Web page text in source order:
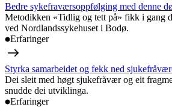
Bedre sykefraværsoppfølging med denne
Metodikken «Tidlig og tett på» fikk i gang
ved Nordlandssykehuset i Bodø.
Erfaringer
Styrka samarbeidet og fekk ned
Dei sleit med høgt sjukefråvær og eit
snudde dei utviklinga.
Erfaringer